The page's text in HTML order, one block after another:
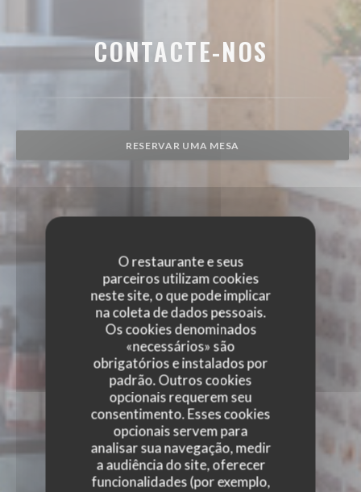
O restaurante e seus
parceiros utilizam cookies
neste site, o que pode implicar
na coleta de dados pessoais.
Os cookies denominados
«necessários» são
obrigatórios e instalados por
padrão. Outros cookies
opcionais requerem seu
consentimento. Esses cookies
opcionais servem para
analisar sua navegação, medir
a audiência do site, oferecer
funcionalidades (por exemplo,
CONTACTE-NOS
RESERVAR UMA MESA